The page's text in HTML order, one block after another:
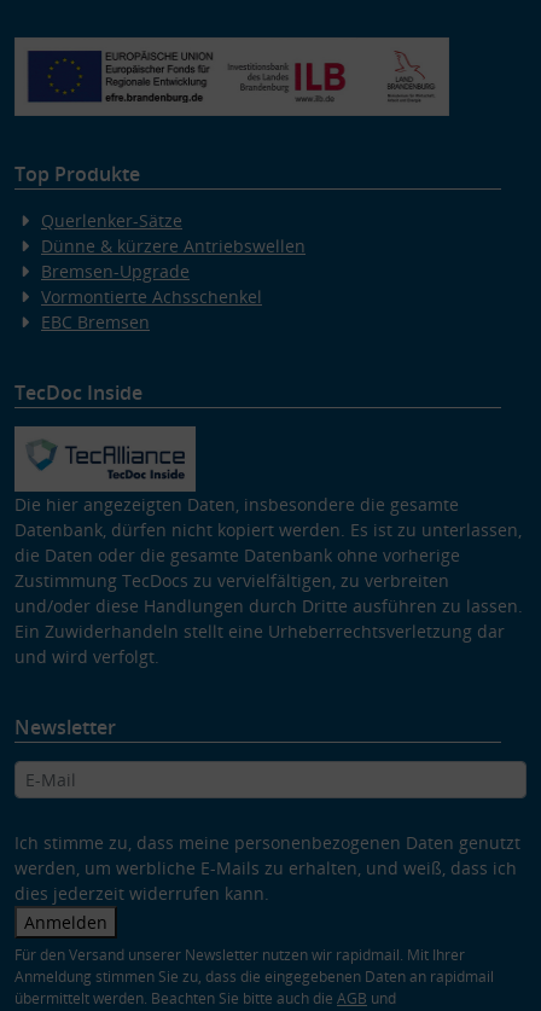
Top Produkte
Querlenker-Sätze
Dünne & kürzere Antriebswellen
Bremsen-Upgrade
Vormontierte Achsschenkel
EBC Bremsen
TecDoc Inside
Die hier angezeigten Daten, insbesondere die gesamte
Datenbank, dürfen nicht kopiert werden. Es ist zu unterlassen,
die Daten oder die gesamte Datenbank ohne vorherige
Zustimmung TecDocs zu vervielfältigen, zu verbreiten
und/oder diese Handlungen durch Dritte ausführen zu lassen.
Ein Zuwiderhandeln stellt eine Urheberrechtsverletzung dar
und wird verfolgt.
Newsletter
Ich stimme zu, dass meine personenbezogenen Daten genutzt
werden, um werbliche E-Mails zu erhalten, und weiß, dass ich
dies jederzeit widerrufen kann.
Anmelden
Für den Versand unserer Newsletter nutzen wir rapidmail. Mit Ihrer
Anmeldung stimmen Sie zu, dass die eingegebenen Daten an rapidmail
übermittelt werden. Beachten Sie bitte auch die AGB und